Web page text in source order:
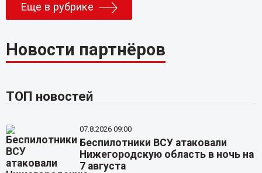
Еще в рубрике
Новости партнёров
ТОП новостей
07.8.2026 09:00
Беспилотники ВСУ атаковали
Нижегородскую область в ночь на
7 августа